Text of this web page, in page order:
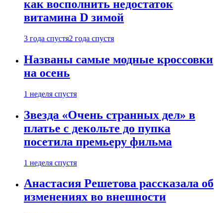
как восполнить недостаток
витамина D зимой
3 года спустя2 года спустя
Названы самые модные кроссовки
на осень
1 неделя спустя
Звезда «Очень странных дел» в
платье с декольте до пупка
посетила премьеру фильма
1 неделя спустя
Анастасия Решетова рассказала об
изменениях во внешности